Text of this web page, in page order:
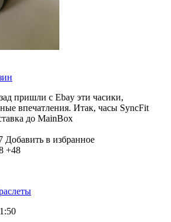
пришли с Ebay эти часики,
впечатления. Итак, часы SyncFit
до MainBox
Добавить в избранное
+48